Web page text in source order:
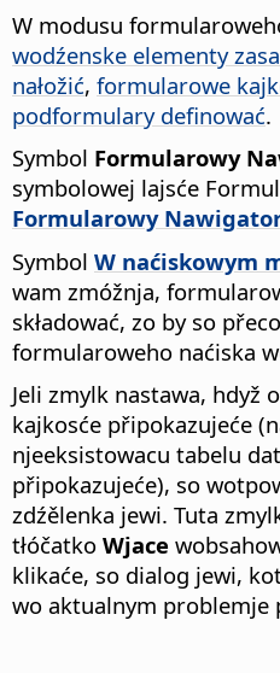
W modusu
wodźenske elementy
nałožić, formularowe
podformulary definować.
Symbol Formularowy
symbolowej lajsće
Formularowy
Symbol W naćiskowym
wam zmóžnja,
składować, zo by so
formularoweho naćiska
Jeli zmylk nastawa, hdyž
kajkosće připokazujeće
njeeksistowacu tabelu
připokazujeće), so
zdźělenka jewi. Tuta
tłóčatko Wjace
klikaće, so dialog jewi,
wo aktualnym problemje